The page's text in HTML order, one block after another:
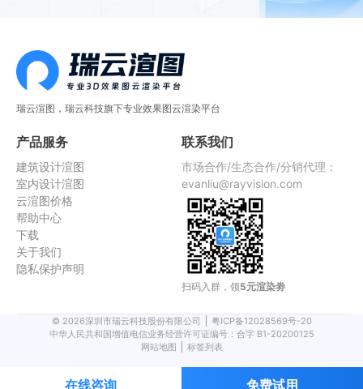
瑞云渲图，瑞云科技旗下专业效果图云渲染平台
产品服务
建筑设计渲图
室内设计渲图
云渲图价格
帮助中心
下载
关于我们
隐私保护声明
联系我们
市场合作/生态合作/分销代理：
evanliu@rayvision.com
扫码入群，领5元渲染劵
© 2026深圳市瑞云科技股份有限公司
粤ICP备12028569号-20
中华人民共和国增值电信业务经营许可证编号：合字 B1-20200125
网站地图
标签列表
在线咨询 免费试用